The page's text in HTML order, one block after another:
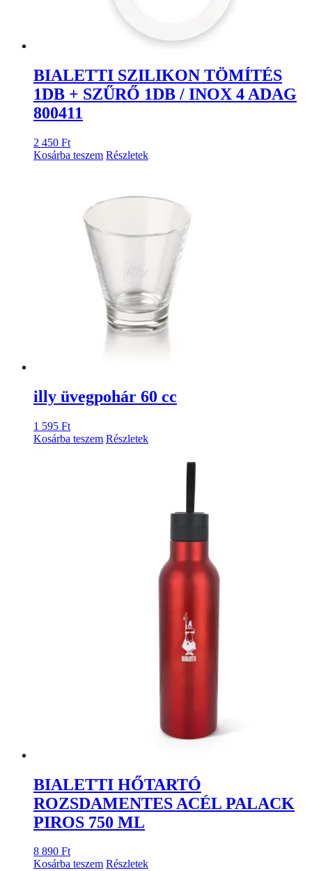
BIALETTI SZILIKON TÖMÍTÉS
1DB + SZŰRŐ 1DB / INOX 4 ADAG
800411
2 450 Ft
Kosárba teszem Részletek
illy üvegpohár 60 cc
1 595 Ft
Kosárba teszem Részletek
BIALETTI HŐTARTÓ
ROZSDAMENTES ACÉL PALACK
PIROS 750 ML
8 890 Ft
Kosárba teszem Részletek